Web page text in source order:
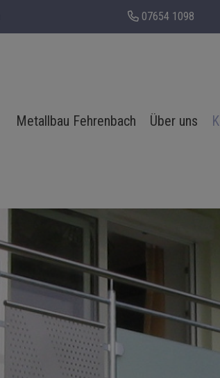
07654 1098
Metallbau Fehrenbach Über uns